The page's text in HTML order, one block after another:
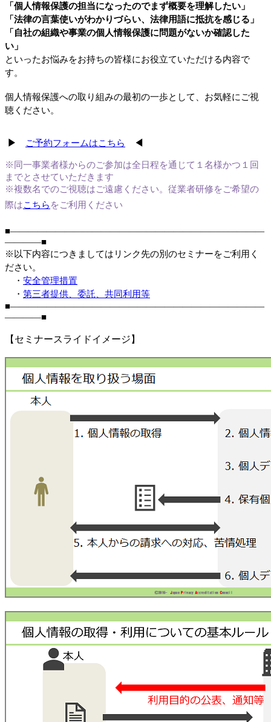
「個人情報保護の担当になったのでまず概要を理解したい」
「法律の言葉使いがわかりづらい、法律用語に抵抗を感じる」
「自社の組織や事業の個人情報保護に問題がないか確認した
い」
といったお悩みをお持ちの皆様にお役立ていただける内容で
す。
個人情報保護への取り組みの最初の一歩として、お気軽にご視
聴ください。
▶ ご予約フォームはこちら ◀
※同一事業者様からのご参加は全日程を通じて１名様かつ １回
までとさせていただきます
※複数名でのご視聴はご遠慮ください。 従業者研修をご希望の
際はこちら をご利用ください
■――――――――――――――――――――――――――――
――――■
※以下内容につきましてはリンク先の別のセミナーをご利用く
ださい。
・ 安全管理措置
・ 第三者提供、委託、共同利用等
■――――――――――――――――――――――――――――
――――■
【セミナースライドイメージ】